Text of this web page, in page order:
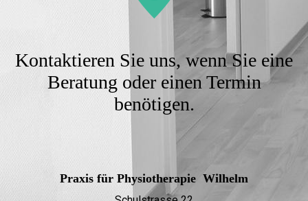
Kontaktieren Sie uns, wenn Sie eine
Beratung oder einen Termin
benötigen.
Praxis für Physiotherapie Wilhelm